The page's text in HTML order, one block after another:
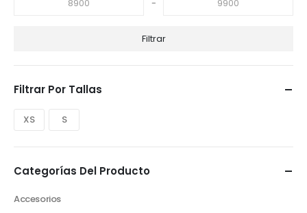
-
Filtrar
Filtrar Por Tallas
XS S
Categorías Del Producto
Accesorios